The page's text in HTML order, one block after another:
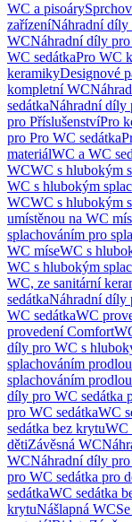
WC a pisoáry
zařízeníNáhradní díly
WCNáhradní díly
WC sedátkaPro WC
keramikyDesignové
kompletní WC
sedátkaNáhradní díly
pro PříslušenstvíPro
pro Pro WC sedátka
materiálWC a WC
WCWC s hlubokým
WC s hlubokým
WCWC s hlubokým
umístěnou na WC
splachováním pro
WC míseWC s
WC s hlubokým
WC, ze sanitární
sedátkaNáhradní díly
WC sedátkaWC
provedení Comfort
díly pro WC s
splachováním
splachováním
díly pro WC sedátka
pro WC sedátkaWC
sedátka bez krytuWC
dětiZávěsná WC
WCNáhradní díly
pro WC sedátka pro
sedátkaWC sedátka
krytuNášlapná WC